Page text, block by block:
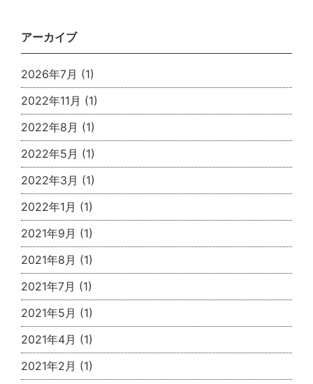
アーカイブ
2026年7月 (1)
2022年11月 (1)
2022年8月 (1)
2022年5月 (1)
2022年3月 (1)
2022年1月 (1)
2021年9月 (1)
2021年8月 (1)
2021年7月 (1)
2021年5月 (1)
2021年4月 (1)
2021年2月 (1)